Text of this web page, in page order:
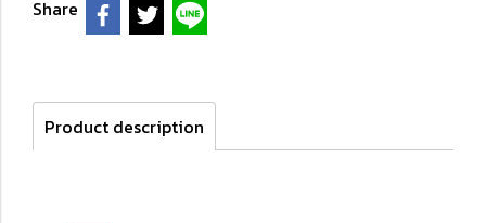
Share
Product description